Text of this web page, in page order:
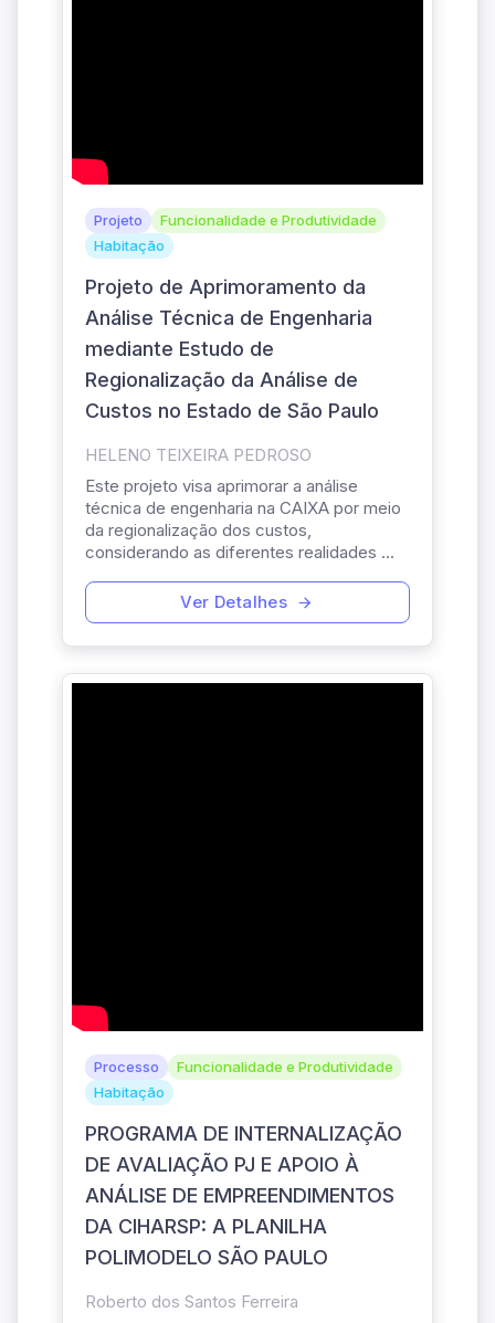
Projeto
Funcionalidade e Produtividade
Habitação
Projeto de Aprimoramento da
Análise Técnica de Engenharia
mediante Estudo de
Regionalização da Análise de
Custos no Estado de São Paulo
HELENO TEIXEIRA PEDROSO
Este projeto visa aprimorar a análise
técnica de engenharia na CAIXA por meio
da regionalização dos custos,
considerando as diferentes realidades ...
Ver Detalhes
Processo
Funcionalidade e Produtividade
Habitação
PROGRAMA DE INTERNALIZAÇÃO
DE AVALIAÇÃO PJ E APOIO À
ANÁLISE DE EMPREENDIMENTOS
DA CIHARSP: A PLANILHA
POLIMODELO SÃO PAULO
Roberto dos Santos Ferreira